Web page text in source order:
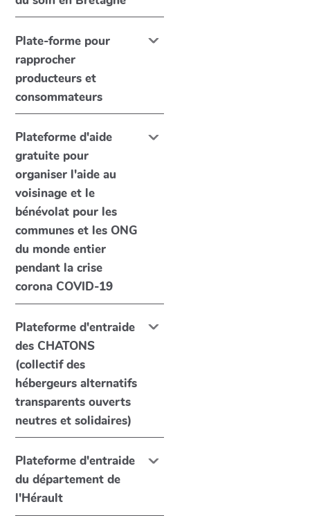
Plate-forme pour
rapprocher
producteurs et
consommateurs
Plateforme d'aide
gratuite pour
organiser l'aide au
voisinage et le
bénévolat pour les
communes et les ONG
du monde entier
pendant la crise
corona COVID-19
Plateforme d'entraide
des CHATONS
(collectif des
hébergeurs alternatifs
transparents ouverts
neutres et solidaires)
Plateforme d'entraide
du département de
l'Hérault